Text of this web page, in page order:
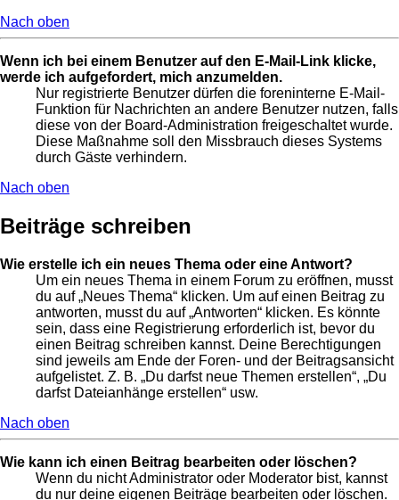
Nach oben
Wenn ich bei einem Benutzer auf den E-Mail-Link klicke,
werde ich aufgefordert, mich anzumelden.
Nur registrierte Benutzer dürfen die foreninterne E-Mail-
Funktion für Nachrichten an andere Benutzer nutzen, falls
diese von der Board-Administration freigeschaltet wurde.
Diese Maßnahme soll den Missbrauch dieses Systems
durch Gäste verhindern.
Nach oben
Beiträge schreiben
Wie erstelle ich ein neues Thema oder eine Antwort?
Um ein neues Thema in einem Forum zu eröffnen, musst
du auf „Neues Thema“ klicken. Um auf einen Beitrag zu
antworten, musst du auf „Antworten“ klicken. Es könnte
sein, dass eine Registrierung erforderlich ist, bevor du
einen Beitrag schreiben kannst. Deine Berechtigungen
sind jeweils am Ende der Foren- und der Beitragsansicht
aufgelistet. Z. B. „Du darfst neue Themen erstellen“, „Du
darfst Dateianhänge erstellen“ usw.
Nach oben
Wie kann ich einen Beitrag bearbeiten oder löschen?
Wenn du nicht Administrator oder Moderator bist, kannst
du nur deine eigenen Beiträge bearbeiten oder löschen.